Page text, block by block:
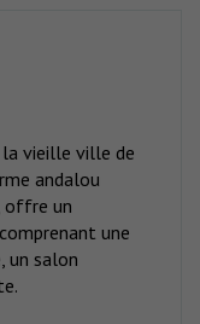
vieille ville de
andalou
offre un
une
un salon